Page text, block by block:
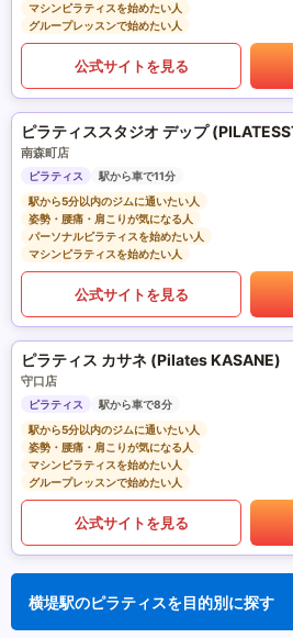
マシンピラティスを始めたい人
グループレッスンで始めたい人
公式サイトを見る
南森町店
ピラティス
駅から車で11分
駅から5分以内のジムに通いたい人
姿勢・腰痛・肩こりが気になる人
パーソナルピラティスを始めたい人
マシンピラティスを始めたい人
公式サイトを見る
ピラティス カサネ (Pilates KASANE)
守口店
ピラティス
駅から車で8分
駅から5分以内のジムに通いたい人
姿勢・腰痛・肩こりが気になる人
マシンピラティスを始めたい人
グループレッスンで始めたい人
公式サイトを見る
横堤駅のピラティスを目的別に探す